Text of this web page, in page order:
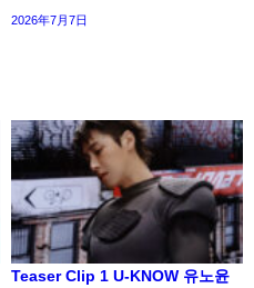
2026年7月7日
Teaser Clip 1 U-KNOW 유노윤